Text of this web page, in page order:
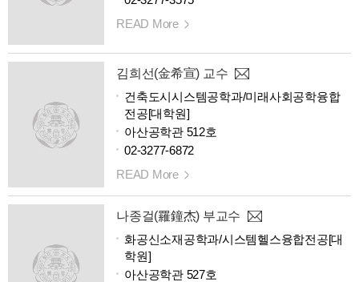
READ More
김희선(金希宣) 교수
건축도시시스템공학과/미래사회공학융합
전공[대학원]
아산공학관 512호
02-3277-6872
READ More
나종걸(羅鐘杰) 부교수
화공신소재공학과/시스템헬스융합전공[대
학원]
아산공학관 527호